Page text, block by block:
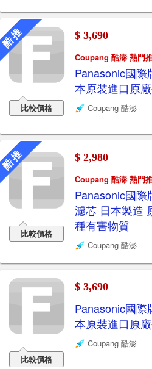
推
比較價格
$ 3,690
Coupang 酷澎 熱門
Panasonic國際
本原裝進口原
Coupang 酷澎
推
比較價格
$ 2,980
Coupang 酷澎 熱門
Panasonic國際
濾芯 日本製造
種有害物質
Coupang 酷澎
比較價格
$ 3,690
Panasonic國際
本原裝進口原
Coupang 酷澎